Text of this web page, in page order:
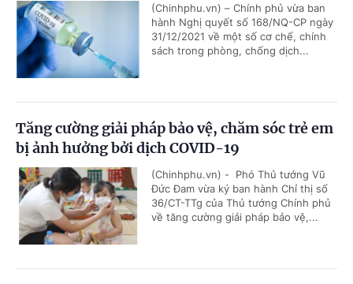
(Chinhphu.vn) – Chính phủ vừa ban
hành Nghị quyết số 168/NQ-CP ngày
31/12/2021 về một số cơ chế, chính
sách trong phòng, chống dịch...
Tăng cường giải pháp bảo vệ, chăm sóc trẻ em
bị ảnh hưởng bởi dịch COVID-19
(Chinhphu.vn) - Phó Thủ tướng Vũ
Đức Đam vừa ký ban hành Chỉ thị số
36/CT-TTg của Thủ tướng Chính phủ
về tăng cường giải pháp bảo vệ,...